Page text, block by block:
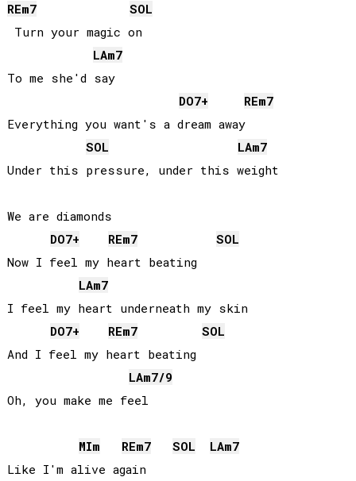
REm7
SOL
Turn your magic on
LAm7
To me she'd say
DO7+ REm7
Everything you want's a dream away
SOL
LAm7
Under this pressure, under this weight
We are diamonds
DO7+ REm7
SOL
Now I feel my heart beating
LAm7
I feel my heart underneath my skin
DO7+ REm7
SOL
And I feel my heart beating
LAm7/9
Oh, you make me feel
MIm REm7 SOL LAm7
Like I'm alive again